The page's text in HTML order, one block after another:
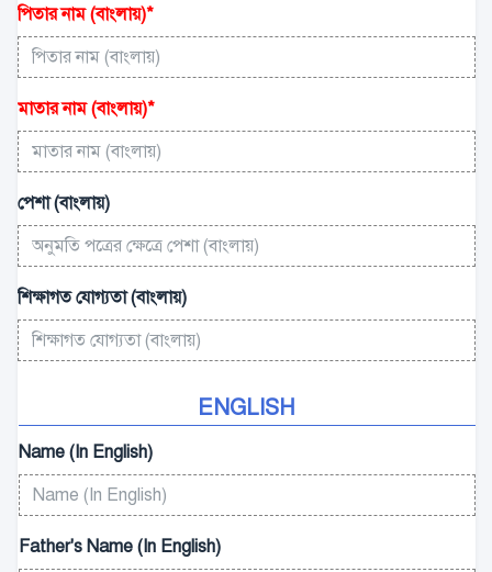
পিতার নাম (বাংলায়)*
মাতার নাম (বাংলায়)*
পেশা (বাংলায়)
শিক্ষাগত যোগ্যতা (বাংলায়)
ENGLISH
Name (In English)
Father's Name (In English)